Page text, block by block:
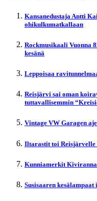
Kansanedustaja Antti
ohikulkumatkallaan
Rockmusikaali Vuonna
kesänä
Leppoisaa
Reisjärvi sai oman
tuttavallisemmin
Vintage VW Garagen
Iltarastit toi Reisjärvelle
Kunniamerkit
Susisaaren